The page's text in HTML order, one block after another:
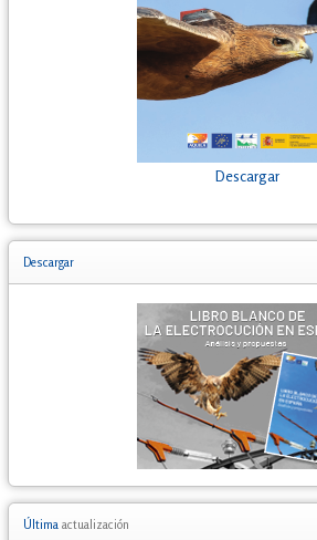
Descargar
Descargar
Última actualización